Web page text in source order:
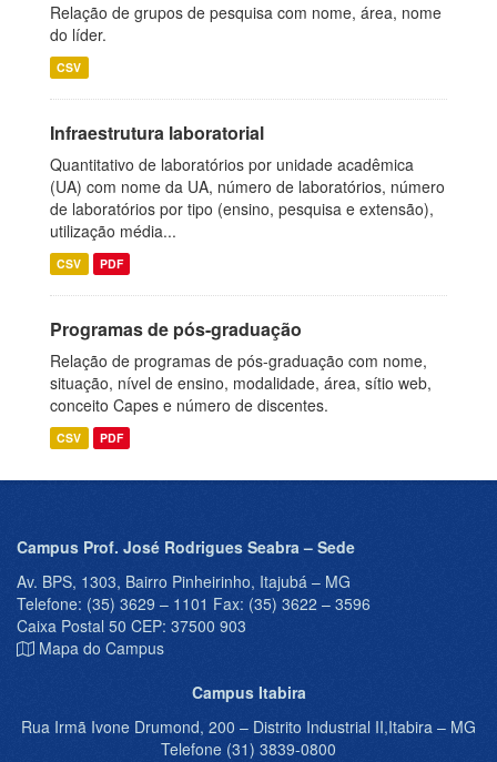
Relação de grupos de pesquisa com nome, área, nome
do líder.
CSV
Infraestrutura laboratorial
Quantitativo de laboratórios por unidade acadêmica
(UA) com nome da UA, número de laboratórios, número
de laboratórios por tipo (ensino, pesquisa e extensão),
utilização média...
CSV PDF
Programas de pós-graduação
Relação de programas de pós-graduação com nome,
situação, nível de ensino, modalidade, área, sítio web,
conceito Capes e número de discentes.
CSV PDF
Campus Prof. José Rodrigues Seabra – Sede
Av. BPS, 1303, Bairro Pinheirinho, Itajubá – MG
Telefone: (35) 3629 – 1101 Fax: (35) 3622 – 3596
Caixa Postal 50 CEP: 37500 903
Mapa do Campus
Campus Itabira
Rua Irmã Ivone Drumond, 200 – Distrito Industrial II,Itabira – MG
Telefone (31) 3839-0800